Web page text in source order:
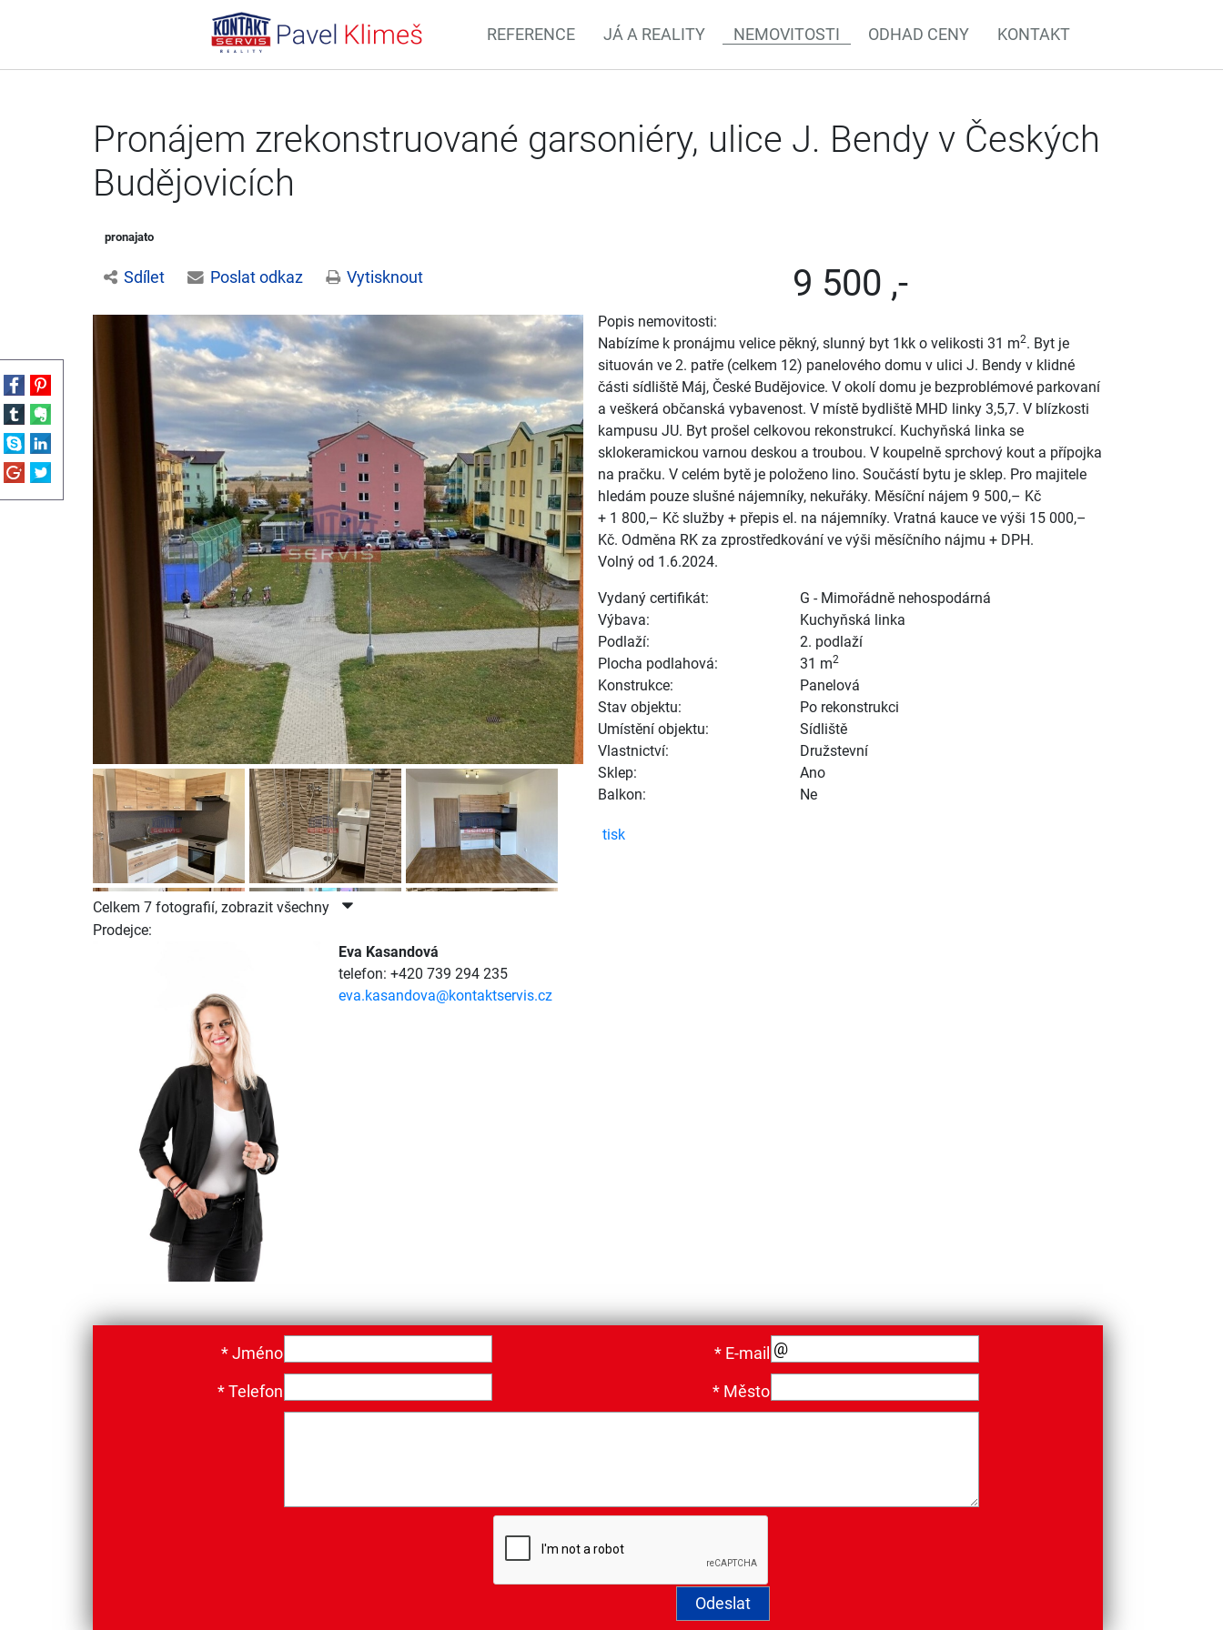
REFERENCE JÁ A REALITY NEMOVITOSTI ODHAD CENY KONTAKT
Pronájem zrekonstruované garsoniéry, ulice J. Bendy v Českých
Budějovicích
pronajato
Sdílet Poslat odkaz Vytisknout
Celkem 7 fotografií, zobrazit všechny
Prodejce:
Eva Kasandová
telefon: +420 739 294 235
eva.kasandova@kontaktservis.cz
9 500 ,-
Popis nemovitosti:
Nabízíme k pronájmu velice pěkný, slunný byt 1kk o velikosti 31 m2. Byt je
situován ve 2. patře (celkem 12) panelového domu v ulici J. Bendy v klidné
části sídliště Máj, České Budějovice. V okolí domu je bezproblémové parkovaní
a veškerá občanská vybavenost. V místě bydliště MHD linky 3,5,7. V blízkosti
kampusu JU. Byt prošel celkovou rekonstrukcí. Kuchyňská linka se
sklokeramickou varnou deskou a troubou. V koupelně sprchový kout a přípojka
na pračku. V celém bytě je položeno lino. Součástí bytu je sklep. Pro majitele
hledám pouze slušné nájemníky, nekuřáky. Měsíční nájem 9 500,– Kč
+ 1 800,– Kč služby + přepis el. na nájemníky. Vratná kauce ve výši 15 000,–
Kč. Odměna RK za zprostředkování ve výši měsíčního nájmu + DPH.
Volný od 1.6.2024.
Vydaný certifikát:
G - Mimořádně nehospodárná
Výbava:
Kuchyňská linka
Podlaží:
2. podlaží
Plocha podlahová:
31 m2
Konstrukce:
Panelová
Stav objektu:
Po rekonstrukci
Umístění objektu:
Sídliště
Vlastnictví:
Družstevní
Sklep:
Ano
Balkon:
Ne
tisk
* Jméno * E-mail
* Telefon * Město